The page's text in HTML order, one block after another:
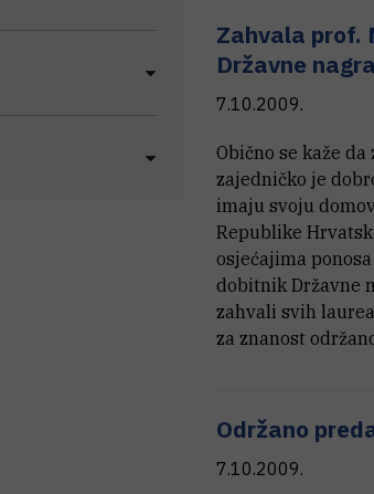
Zahvala prof.
Državne
7.10.2009.
Obično se kaže
zajedničko je
imaju svoju
Republike
osjećajima
dobitnik Državne
zahvali svih
za znanost
Održano
7.10.2009.